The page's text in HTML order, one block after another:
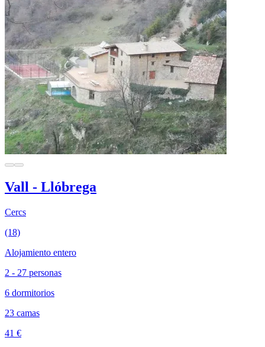
Vall - Llóbrega
Cercs
(18)
Alojamiento entero
2 - 27 personas
6 dormitorios
23 camas
41 €